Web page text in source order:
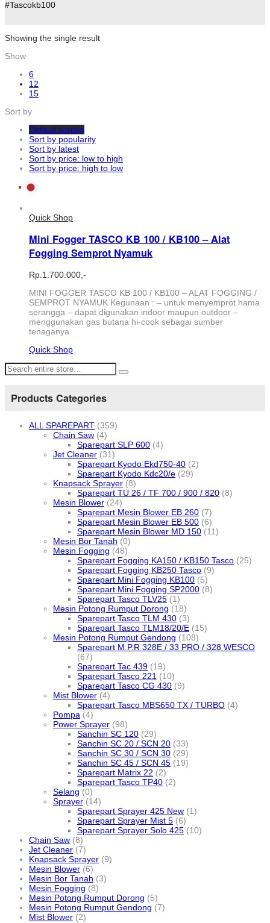
#Tascokb100
Showing the single result
Show
6
12
15
Sort by
Default sorting
Sort by popularity
Sort by latest
Sort by price: low to high
Sort by price: high to low
Quick Shop
Mini Fogger TASCO KB 100 / KB100 – Alat
Fogging Semprot Nyamuk
Rp. 1.700.000,-
MINI FOGGER TASCO KB 100 / KB100 – ALAT FOGGING /
SEMPROT NYAMUK Kegunaan : – untuk menyemprot hama
serangga – dapat digunakan indoor maupun outdoor –
menggunakan gas butana hi-cook sebagai sumber
tenaganya
Quick Shop
Products Categories
ALL SPAREPART (359)
Chain Saw (4)
Sparepart SLP 600 (4)
Jet Cleaner (31)
Sparepart Kyodo Ekd750-40 (2)
Sparepart Kyodo Kdc20/e (29)
Knapsack Sprayer (8)
Sparepart TU 26 / TF 700 / 900 / 820 (8)
Mesin Blower (24)
Sparepart Mesin Blower EB 260 (7)
Sparepart Mesin Blower EB 500 (6)
Sparepart Mesin Blower MD 150 (11)
Mesin Bor Tanah (0)
Mesin Fogging (48)
Sparepart Fogging KA150 / KB150 Tasco (25)
Sparepart Fogging KB250 Tasco (9)
Sparepart Mini Fogging KB100 (5)
Sparepart Mini Fogging SP2000 (8)
Sparepart Tasco TLV25 (1)
Mesin Potong Rumput Dorong (18)
Sparepart Tasco TLM 430 (3)
Sparepart Tasco TLM18/20/E (15)
Mesin Potong Rumput Gendong (108)
Sparepart M.P.R 328E / 33 PRO / 328 WESCO
(67)
Sparepart Tac 439 (19)
Sparepart Tasco 221 (10)
Sparepart Tasco CG 430 (9)
Mist Blower (4)
Sparepart Tasco MBS650 TX / TURBO (4)
Pompa (4)
Power Sprayer (98)
Sanchin SC 120 (29)
Sanchin SC 20 / SCN 20 (33)
Sanchin SC 30 / SCN 30 (29)
Sanchin SC 45 / SCN 45 (19)
Sparepart Matrix 22 (2)
Sparepart Tasco TP40 (2)
Selang (0)
Sprayer (14)
Sparepart Sprayer 425 New (1)
Sparepart Sprayer Mist 5 (6)
Sparepart Sprayer Solo 425 (10)
Chain Saw (8)
Jet Cleaner (7)
Knapsack Sprayer (9)
Mesin Blower (6)
Mesin Bor Tanah (3)
Mesin Fogging (8)
Mesin Potong Rumput Dorong (5)
Mesin Potong Rumput Gendong (7)
Mist Blower (2)